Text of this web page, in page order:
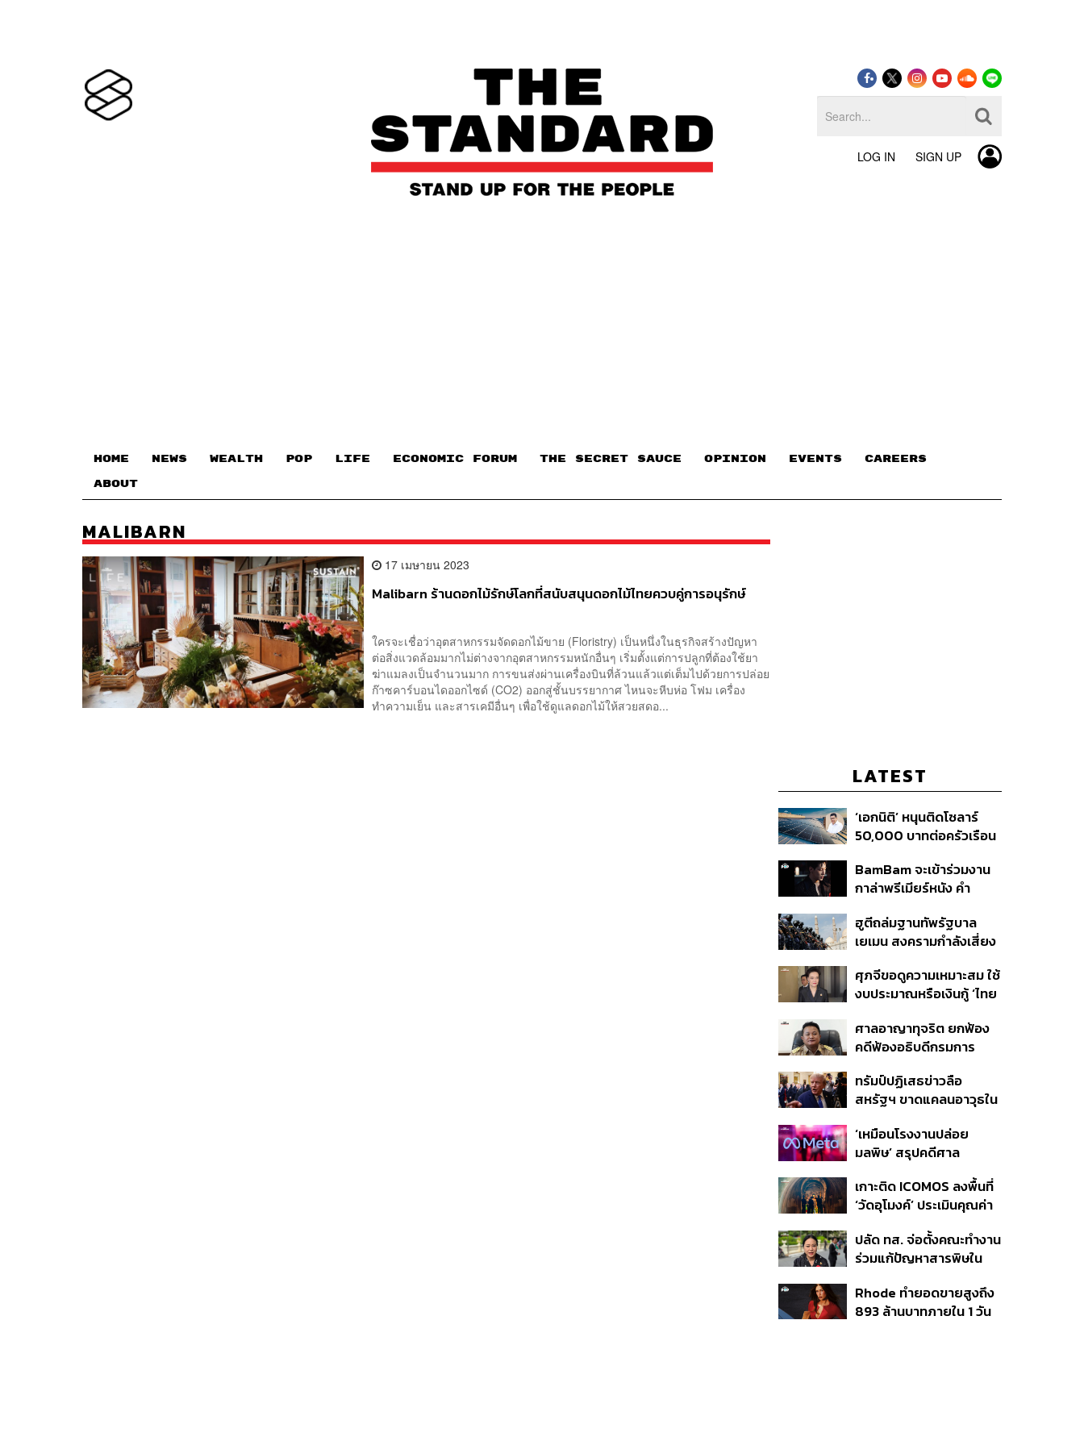
LOG IN SIGN UP
HOME NEWS WEALTH POP LIFE ECONOMIC FORUM THE SECRET SAUCE​ OPINION EVENTS CAREERS
ABOUT
MALIBARN
17 เมษายน 2023
Malibarn ร้านดอกไม้รักษ์โลกที่สนับสนุนดอกไม้ไทยควบคู่การอนุรักษ์
ใครจะเชื่อว่าอุตสาหกรรมจัดดอกไม้ขาย (Floristry) เป็นหนึ่งในธุรกิจสร้างปัญหา
ต่อสิ่งแวดล้อมมากไม่ต่างจากอุตสาหกรรมหนักอื่นๆ เริ่มตั้งแต่การปลูกที่ต้องใช้ยา
ฆ่าแมลงเป็นจำนวนมาก การขนส่งผ่านเครื่องบินที่ล้วนแล้วแต่เต็มไปด้วยการปล่อย
ก๊าซคาร์บอนไดออกไซด์ (CO2) ออกสู่ชั้นบรรยากาศ ไหนจะหีบห่อ โฟม เครื่อง
ทำความเย็น และสารเคมีอื่นๆ เพื่อใช้ดูแลดอกไม้ให้สวยสดอ...
LATEST
‘เอกนิติ’ หนุนติดโซลาร์
50,000 บาทต่อครัวเรือน
ปล่อยกู้ดอกเบี้ยต่ำ เร่ง
ออกโครงการภายใน 1
BamBam จะเข้าร่วมงาน
กาล่าพรีเมียร์หนัง คำ
ฮูตีถล่มฐานทัพรัฐบาล
เยเมน สงครามกำลังเสี่ยง
ศุภจีขอดูความเหมาะสม ใช้
งบประมาณหรือเงินกู้ ‘ไทย
‘ไทยช่วยไทยพลัส เฟส 2’
ไม่จำเป็นต้องออกพร้อมกัน
ศาลอาญาทุจริต ยกฟ้อง
คดีฟ้องอธิบดีกรมการ
จังหวัดภูเก็ต’ ชอบด้วยขั้น
ตอน
ทรัมป์ปฏิเสธข่าวลือ
สหรัฐฯ ขาดแคลนอาวุธใน
เผยกำลังล่าตัวคนปล่อย
ข่าว
‘เหมือนโรงงานปล่อย
มลพิษ’ สรุปคดีศาล
กระทบสุขภาพจิตเด็ก คุม
เข้ม AI Chatbot
เกาะติด ICOMOS ลงพื้นที่
‘วัดอุโมงค์’ ประเมินคุณค่า
มรดกโลกปี 2570
ปลัด ทส. จ่อตั้งคณะทำงาน
ร่วมแก้ปัญหาสารพิษใน
เมียนมา เล็งเริ่มถกนัดแรก
ส.ค.นี้
Rhode ทำยอดขายสูงถึง
893 ล้านบาทภายใน 1 วัน